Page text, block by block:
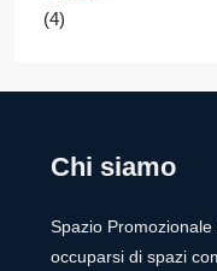
(4)
Chi siamo
Spazio
occuparsi di spazi